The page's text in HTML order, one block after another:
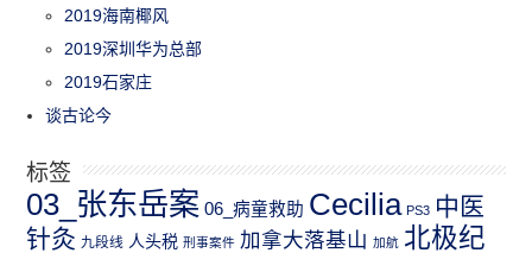
2019海南椰风
2019深圳华为总部
2019石家庄
谈古论今
标签
03_张东岳案 06_病童救助 Cecilia PS3 中医
针灸 九段线 人头税 刑事案件 加拿大落基山 加航 北极纪